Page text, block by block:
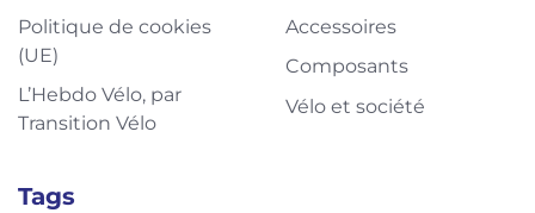
Politique de cookies
(UE)
L’Hebdo Vélo, par
Transition Vélo
Accessoires
Composants
Vélo et société
Tags